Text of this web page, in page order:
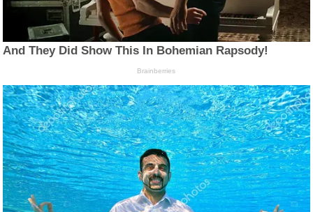
And They Did Show This In Bohemian Rapsody!
Brainberries